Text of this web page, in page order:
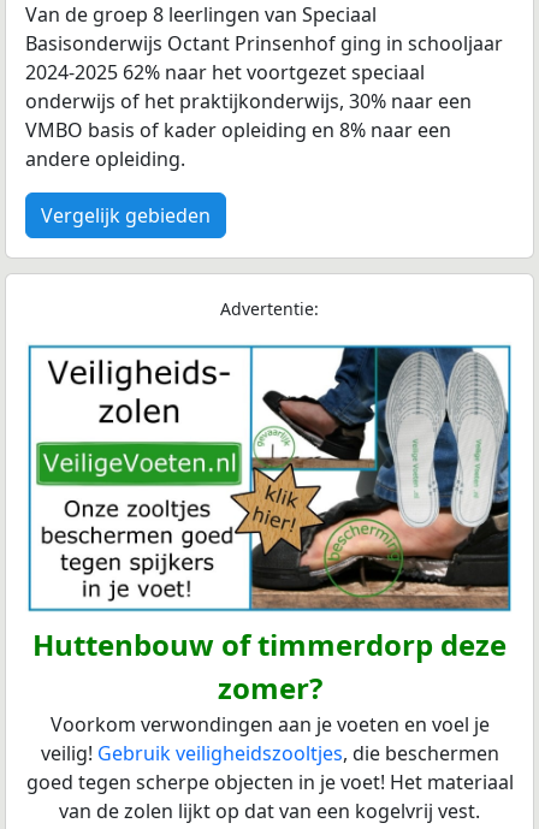
Van de groep 8 leerlingen van Speciaal
Basisonderwijs Octant Prinsenhof ging in schooljaar
2024-2025 62% naar het voortgezet speciaal
onderwijs of het praktijkonderwijs, 30% naar een
VMBO basis of kader opleiding en 8% naar een
andere opleiding.
Vergelijk gebieden
Advertentie:
Huttenbouw of timmerdorp deze
zomer?
Voorkom verwondingen aan je voeten en voel je
veilig! Gebruik veiligheidszooltjes, die beschermen
goed tegen scherpe objecten in je voet! Het materiaal
van de zolen lijkt op dat van een kogelvrij vest.